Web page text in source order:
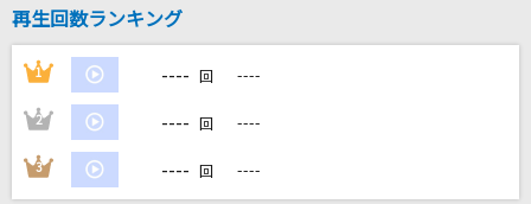
好きすぎて滅！
M!LK
[生音]Mela!
緑黄色社会
[生音]クリスマスソング
再生回数ランキング
1 ---- 回 ----
2 ---- 回 ----
3 ---- 回 ----